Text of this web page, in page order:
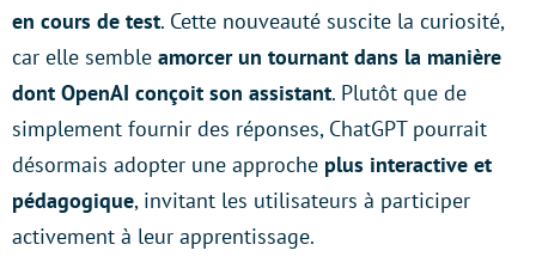
en cours de test. Cette nouveauté suscite la curiosité,
car elle semble amorcer un tournant dans la manière
dont OpenAI conçoit son assistant. Plutôt que de
simplement fournir des réponses, ChatGPT pourrait
désormais adopter une approche plus interactive et
pédagogique, invitant les utilisateurs à participer
activement à leur apprentissage.